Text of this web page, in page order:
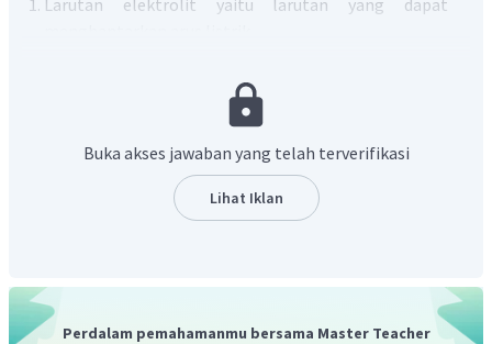
elektrolit kuat dan (2) larutan elektrolit lemah.
Larutan nonelektrolit yaitu larutan yang tidak dapat
Untuk menguji suatu larutan termasuk elektrolit atau
nonelektrolit dapat dilakukan melalui uji daya hantar
Buka akses jawaban yang telah terverifikasi
Lihat Iklan
Perdalam pemahamanmu bersama Master Teacher